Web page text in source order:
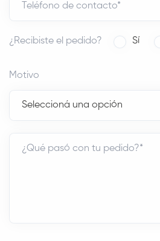
Teléfono de contacto*
¿Recibiste el pedido? Sí
Motivo
¿Qué pasó con tu pedido?*